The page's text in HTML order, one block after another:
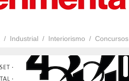
Industrial Interiorismo Concursos